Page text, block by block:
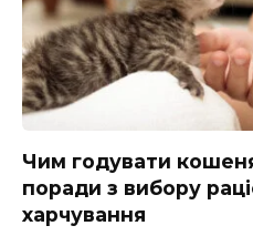
Чим годувати
поради з вибору
харчування